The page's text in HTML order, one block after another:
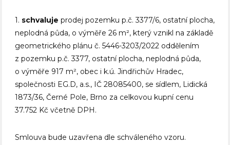
1. schvalujeprodej pozemku p.č. 3377/6, ostatní plocha,
neplodná půda, o výměře 26 m², který vznikl na základě
geometrického plánu č. 5446-3203/2022 oddělením
z pozemku p.č. 3377, ostatní plocha, neplodná půda,
o výměře 917 m², obec i k.ú. Jindřichův Hradec,
společnosti EG.D, a.s., IČ 28085400, se sídlem, Lidická
1873/36, Černé Pole, Brno za celkovou kupní cenu
37.752 Kč včetně DPH.
Smlouva bude uzavřena dle schváleného vzoru.